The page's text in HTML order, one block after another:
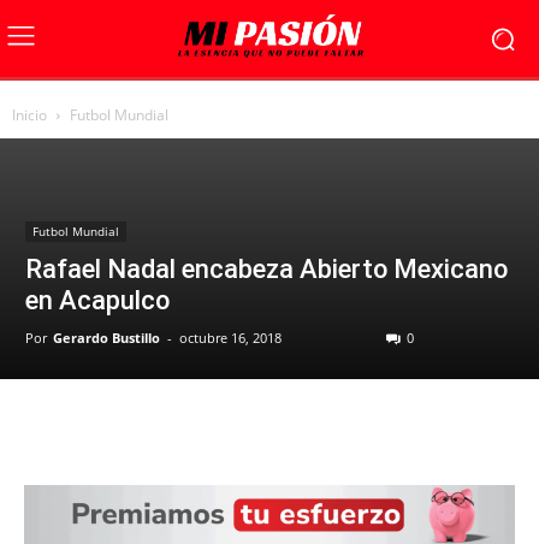
Inicio Futbol Mundial
Futbol Mundial
Rafael Nadal encabeza Abierto Mexicano
en Acapulco
Por Gerardo Bustillo - octubre 16, 2018 0